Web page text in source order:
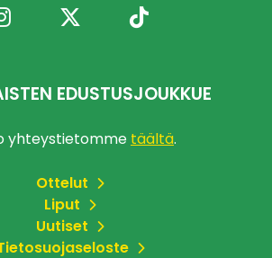
EDUSTUSJOUKKUE
yhteystietomme täältä.
Ottelut
Liput
Uutiset